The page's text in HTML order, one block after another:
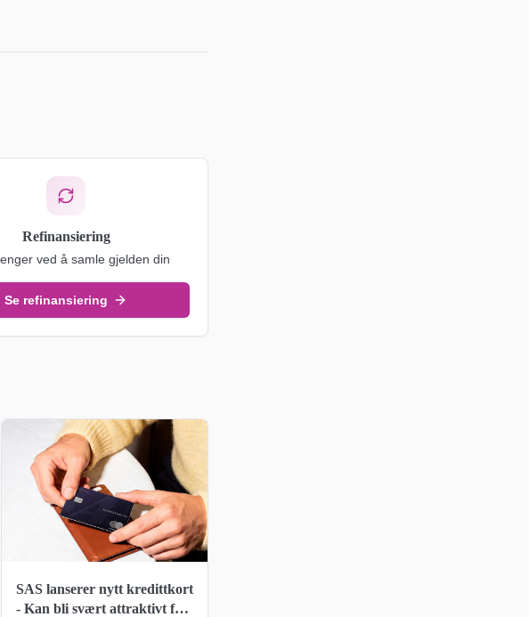
Refinansiering
ved å samle gjelden din
Se refinansiering
SAS lanserer nytt kredittkort
- Kan bli svært attraktivt for